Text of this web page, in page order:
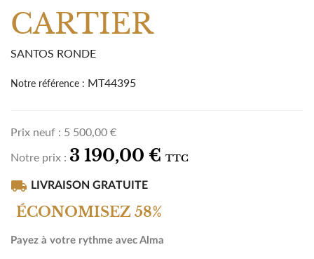
CARTIER
SANTOS RONDE
Notre référence : MT44395
Prix neuf : 5 500,00 €
Notre prix : 3 190,00 € TTC
local_shipping LIVRAISON GRATUITE
ÉCONOMISEZ 58%
Payez à votre rythme avec Alma